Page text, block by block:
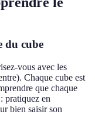
du cube
vous avec les
Chaque cube est
que chaque
: pratiquez en
bien saisir son